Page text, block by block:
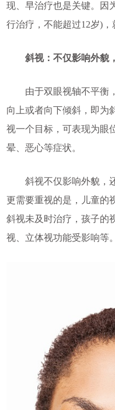
现、早治疗也是关键。因
行治疗，不能超过12岁)，
斜视：不仅影响外貌
由于双眼视轴不平衡，
向上或者向下倾斜，即为
视一个目标，可表现为眼
晕、恶心等症状。
斜视不仅影响外貌，还
更需要重视的是，儿童的
斜视未及时治疗，孩子的
视、立体视功能受影响等。